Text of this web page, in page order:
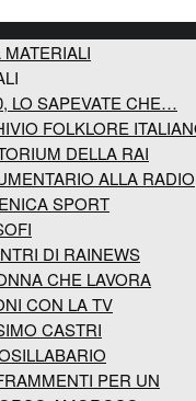
LO SAPEVATE CHE…
FOLKLORE
DELLA RAI
ALLA RADIO
SPORT
DI RAINEWS
CHE LAVORA
CON LA TV
CASTRI
PER UN